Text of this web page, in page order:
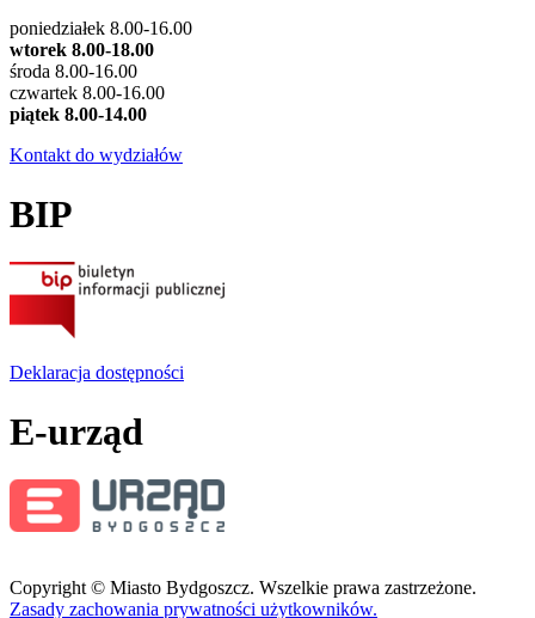
poniedziałek 8.00-16.00
wtorek 8.00-18.00
środa 8.00-16.00
czwartek 8.00-16.00
piątek 8.00-14.00
Kontakt do wydziałów
BIP
Deklaracja dostępności
E-urząd
Copyright © Miasto Bydgoszcz. Wszelkie prawa zastrzeżone.
Zasady zachowania prywatności użytkowników.